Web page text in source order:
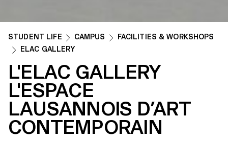
STUDENT LIFE CAMPUS
FACILITIES & WORKSHOPS
ELAC GALLERY
L'ELAC GALLERY
L'ESPACE
LAUSANNOIS D’ART
CONTEMPORAIN